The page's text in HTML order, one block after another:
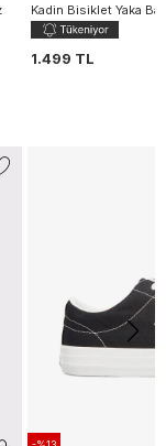
Kadin Bisiklet Yaka
1.499 TL